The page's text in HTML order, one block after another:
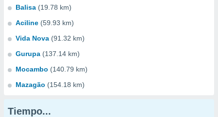
Balisa (19.78 km)
Aciline (59.93 km)
Vida Nova (91.32 km)
Gurupa (137.14 km)
Mocambo (140.79 km)
Mazagão (154.18 km)
Tiempo...